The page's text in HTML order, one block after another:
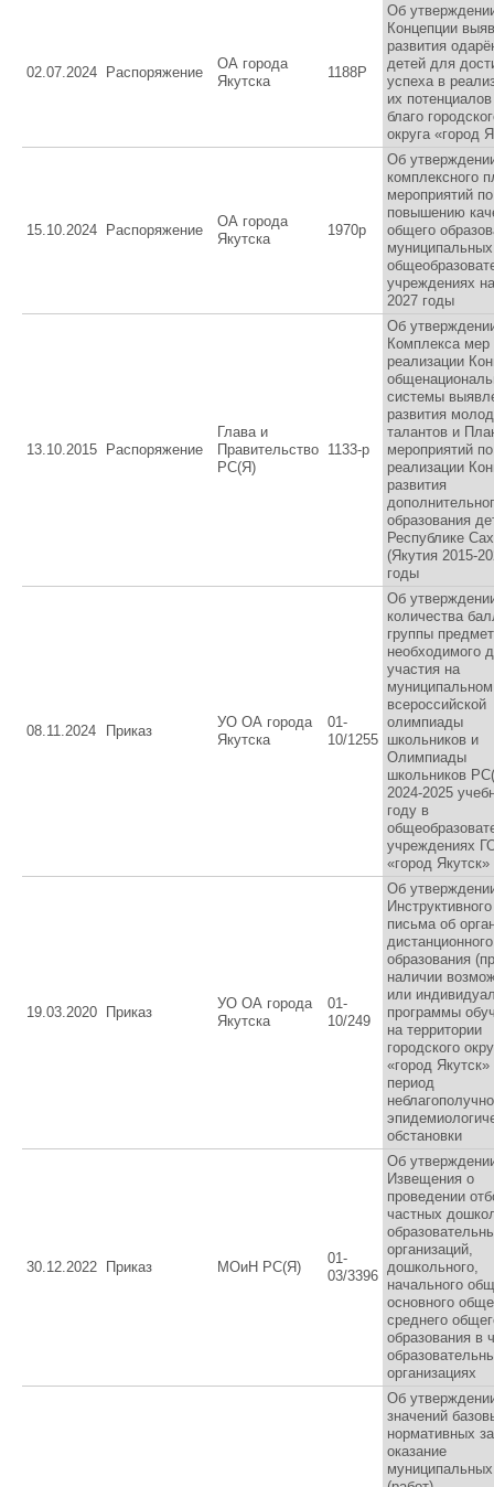
02.07.2024 Распоряжение
ОА города
Якутска
1188Р
Об
Концепции
развития
детей для
успеха в
их
благо
округа «город
15.10.2024 Распоряжение
ОА города
Якутска
1970р
Об
комплексного
мероприятий по
повышению
общего
муниципальных
учреждениях
2027 годы
13.10.2015 Распоряжение
Глава и
Правительство
РС(Я)
1133-p
Об
Комплекса мер
реализации
системы
развития
талантов и
мероприятий по
реализации
развития
образования
Республике
(Якутия 2015-
годы
08.11.2024 Приказ
УО ОА города
Якутска
01-
10/1255
Об
количества
группы
необходимого
участия на
всероссийской
олимпиады
школьников и
Олимпиады
школьников
2024-2025
году в
учреждениях
«город Якутск»
19.03.2020 Приказ
УО ОА города
Якутска
01-
10/249
Об
Инструктивного
письма об
дистанционного
образования
наличии
или
программы
на территории
городского
«город Якутск»
период
обстановки
30.12.2022 Приказ МОиН РС(Я)
01-
03/3396
Об
Извещения о
проведении
частных
организаций,
дошкольного,
начального
основного
среднего
образования в
организациях
Об
значений
нормативных
оказание